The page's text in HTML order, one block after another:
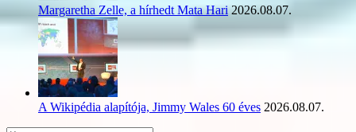
Margaretha Zelle, a hírhedt Mata Hari 2026.08.07.
A Wikipédia alapítója, Jimmy Wales 60 éves 2026.08.07.